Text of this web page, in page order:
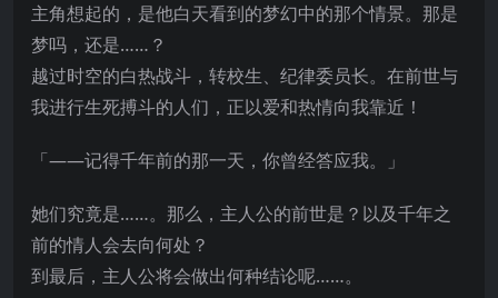
主角想起的，是他白天看到的梦幻中的那个情景。那是
梦吗，还是……？
越过时空的白热战斗，转校生、纪律委员长。在前世与
我进行生死搏斗的人们，正以爱和热情向我靠近！
「——记得千年前的那一天，你曾经答应我。」
她们究竟是……。那么，主人公的前世是？以及千年之
前的情人会去向何处？
到最后，主人公将会做出何种结论呢……。